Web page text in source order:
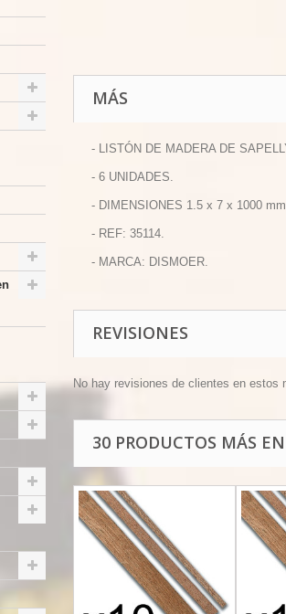
MÁS
- LISTÓN DE MADERA DE
- 6 UNIDADES.
- DIMENSIONES 1.5 x 7 x 1000
- REF: 35114.
- MARCA: DISMOER.
REVISIONES
No hay revisiones de clientes en estos
30 PRODUCTOS MÁS